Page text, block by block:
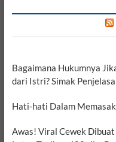
Bagaimana Hukumnya
dari Istri? Simak
Hati-hati Dalam
Awas! Viral Cewek